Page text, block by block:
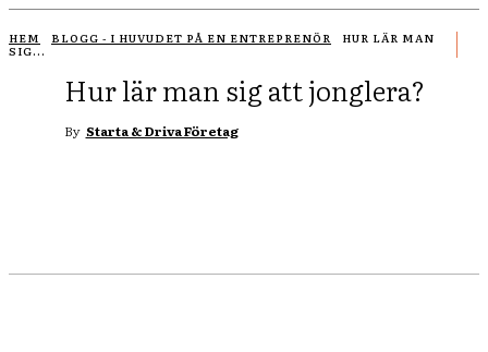
HEM BLOGG - I HUVUDET PÅ EN ENTREPRENÖR
HUR LÄR MAN
SIG...
Hur lär man sig att jonglera?
By Starta & Driva Företag